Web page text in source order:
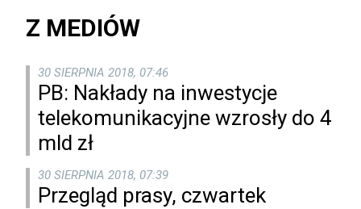
Z MEDIÓW
30 SIERPNIA 2018, 07:46
PB: Nakłady na inwestycje
telekomunikacyjne wzrosły do 4
mld zł
30 SIERPNIA 2018, 07:39
Przegląd prasy, czwartek